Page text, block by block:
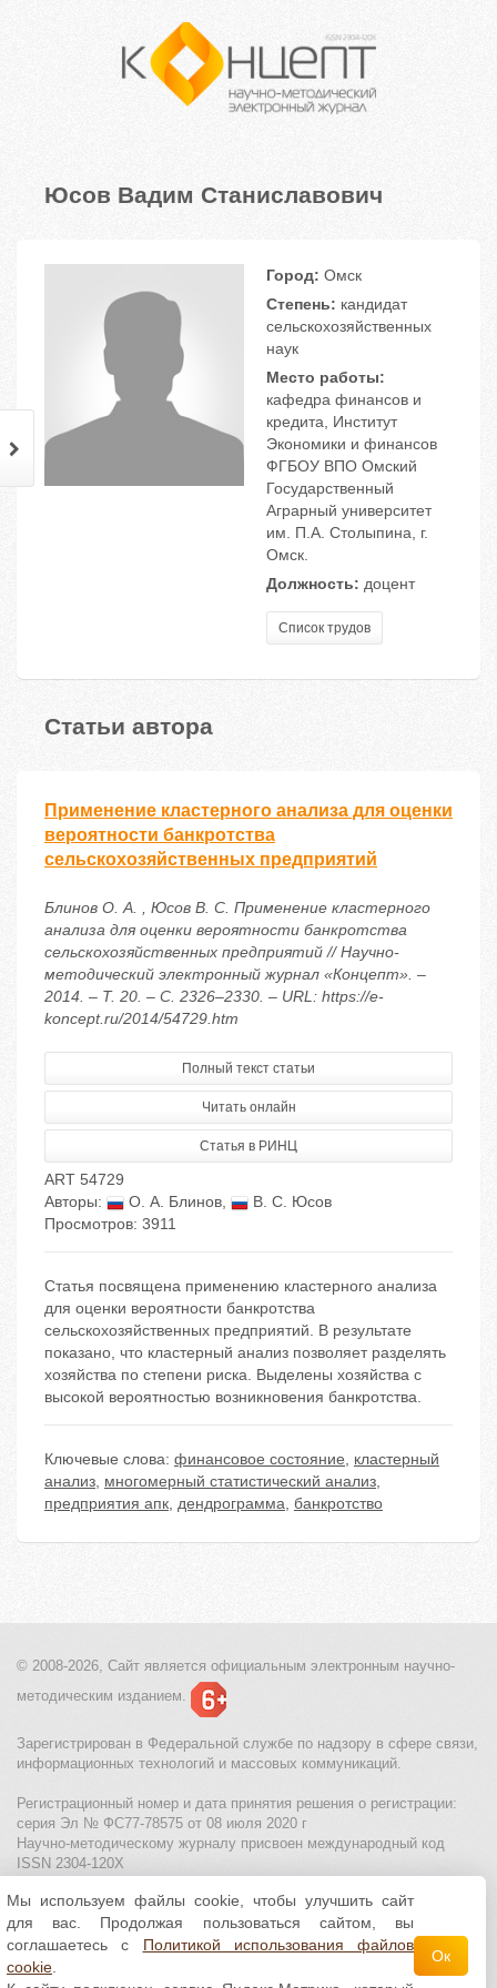
Юсов Вадим Станиславович
Город: Омск
Степень: кандидат
сельскохозяйственных
наук
Место работы:
кафедра финансов и
кредита, Институт
Экономики и финансов
ФГБОУ ВПО Омский
Государственный
Аграрный университет
им. П.А. Столыпина, г.
Омск.
Должность: доцент
Список трудов
Статьи автора
Применение кластерного анализа для оценки
вероятности банкротства
сельскохозяйственных предприятий
Блинов О. А. , Юсов В. С. Применение кластерного
анализа для оценки вероятности банкротства
сельскохозяйственных предприятий // Научно-
методический электронный журнал «Концепт». –
2014. – Т. 20. – С. 2326–2330. – URL: https://e-
koncept.ru/2014/54729.htm
Полный текст статьи
Читать онлайн
Статья в РИНЦ
ART 54729
Авторы:
О. А. Блинов,
В. С. Юсов
Просмотров: 3911
Статья посвящена применению кластерного анализа
для оценки вероятности банкротства
сельскохозяйственных предприятий. В результате
показано, что кластерный анализ позволяет разделять
хозяйства по степени риска. Выделены хозяйства с
высокой вероятностью возникновения банкротства.
Ключевые слова: финансовое состояние, кластерный
анализ, многомерный статистический анализ,
предприятия апк, дендрограмма, банкротство
© 2008-2026, Сайт является официальным электронным научно-
методическим изданием.
Зарегистрирован в Федеральной службе по надзору в сфере связи,
информационных технологий и массовых коммуникаций.
Регистрационный номер и дата принятия решения о регистрации:
серия Эл № ФС77-78575 от 08 июля 2020 г
Научно-методическому журналу присвоен международный код
ISSN 2304-120X
МЦИТО|Школьные олимпиады и онлайн конкурсы для детей
Политика использования файлов cookie| Политика обработки и
защиты персональных данных
Все материалы доступны полицензии Creative
Мы используем файлы cookie, чтобы улучшить сайт
для вас. Продолжая пользоваться сайтом, вы
соглашаетесь с Политикой использования файлов
cookie
Ок